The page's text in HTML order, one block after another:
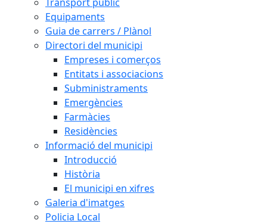
Equipaments
Guia de carrers / Plànol
Directori del municipi
Empreses i comerços
Entitats i associacions
Subministraments
Emergències
Farmàcies
Residències
Informació del municipi
Introducció
Història
El municipi en xifres
Galeria d'imatges
Policia Local